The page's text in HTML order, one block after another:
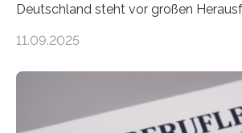
Deutschland steht vor großen
Dr. Matthias Beenken und Prof. Dr.
Bundesverbands Deutscher
durchgeführt haben. Die Studie basiert
Antworten von 1.440 selbstständigen
11.09.2025